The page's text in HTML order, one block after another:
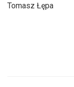
Tomasz Łępa